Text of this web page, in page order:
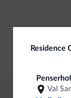
Residence
Val